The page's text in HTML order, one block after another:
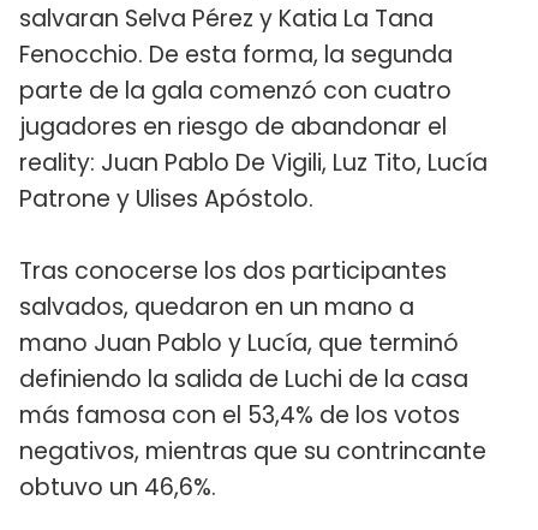
salvaran Selva Pérez y Katia La Tana
Fenocchio. De esta forma, la segunda
parte de la gala comenzó con cuatro
jugadores en riesgo de abandonar el
reality: Juan Pablo De Vigili, Luz Tito, Lucía
Patrone y Ulises Apóstolo.
Tras conocerse los dos participantes
salvados, quedaron en un mano a
mano Juan Pablo y Lucía, que terminó
definiendo la salida de Luchi de la casa
más famosa con el 53,4% de los votos
negativos, mientras que su contrincante
obtuvo un 46,6%.